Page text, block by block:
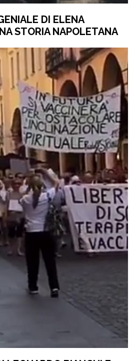
DI ELENA
STORIA NAPOLETANA